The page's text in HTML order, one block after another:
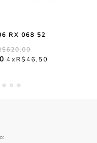
RX 068 52
620,00
4 R$46,50